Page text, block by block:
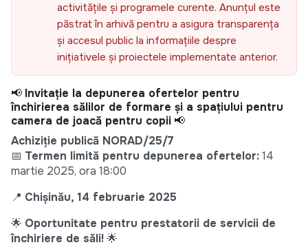
activitățile și programele curente. Anunțul este
păstrat în arhivă pentru a asigura transparența
și accesul public la informațiile despre
inițiativele și proiectele implementate anterior.
📢 Invitație la depunerea ofertelor pentru
închirierea sălilor de formare și a spațiului pentru
camera de joacă pentru copii 📢
Achiziție publică NORAD/25/7
📅 Termen limită pentru depunerea ofertelor:14
martie 2025, ora 18:00
📍 Chișinău, 14 februarie 2025
🌟 Oportunitate pentru prestatorii de servicii de
închiriere de săli!🌟